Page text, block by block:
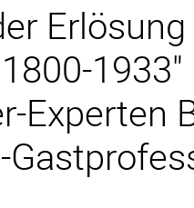
Experten